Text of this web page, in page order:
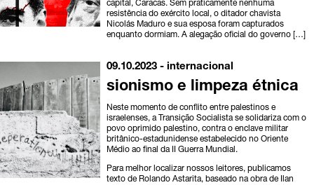
capital, Caracas. Sem praticamente nenhuma
resistência do exército local, o ditador chavista
Nicolás Maduro e sua esposa foram capturados
enquanto dormiam. A alegação oficial do governo […]
09.10.2023 -internacional
sionismo e limpeza étnica
Neste momento de conflito entre palestinos e
israelenses, a Transição Socialista se solidariza com o
povo oprimido palestino, contra o enclave militar
britânico-estadunidense estabelecido no Oriente
Médio ao final da II Guerra Mundial.
Para melhor localizar nossos leitores, publicamos
texto de Rolando Astarita, baseado na obra de Ilan